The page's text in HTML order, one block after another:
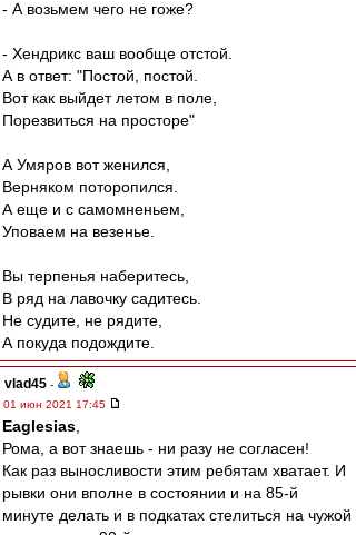
- А возьмем чего не гоже?
- Хендрикс ваш вообще отстой.
А в ответ: "Постой, постой.
Вот как выйдет летом в поле,
Порезвиться на просторе"
А Умяров вот женился,
Верняком поторопился.
А еще и с самомненьем,
Уповаем на везенье.
Вы терпенья наберитесь,
В ряд на лавочку садитесь.
Не судите, не рядите,
А покуда подождите.
vlad45 -
01 июн 2021 17:45
Eaglesias
Рома, а вот знаешь - ни разу не согласен!
Как раз выносливости этим ребятам хватает. И
рывки они вполне в состоянии и на 85-й
минуте делать и в подкатах стелиться на чужой